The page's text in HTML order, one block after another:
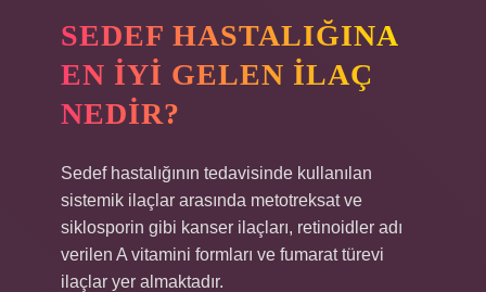
SEDEF HASTALIĞINA
EN IYI GELEN ILAÇ
NEDIR?
Sedef hastalığının tedavisinde kullanılan
sistemik ilaçlar arasında metotreksat ve
siklosporin gibi kanser ilaçları, retinoidler adı
verilen A vitamini formları ve fumarat türevi
ilaçlar yer almaktadır.